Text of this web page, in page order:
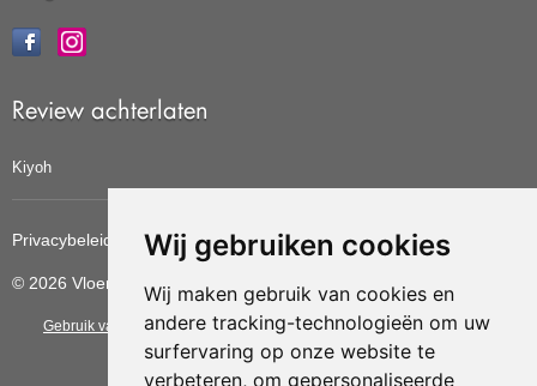
Wij gebruiken cookies
Wij maken gebruik van cookies en
andere tracking-technologieën om uw
surfervaring op onze website te
verbeteren, om gepersonaliseerde
Review achterlaten
Kiyoh
Privacybeleid Cookiebeleid Update cookies voorkeuren
© 2026 Vloerbedekkingvoordelig
Gebruik van deze site betekent dat u dealgemene voorwaarden van CBW